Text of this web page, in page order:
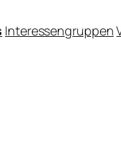
Interessengruppen